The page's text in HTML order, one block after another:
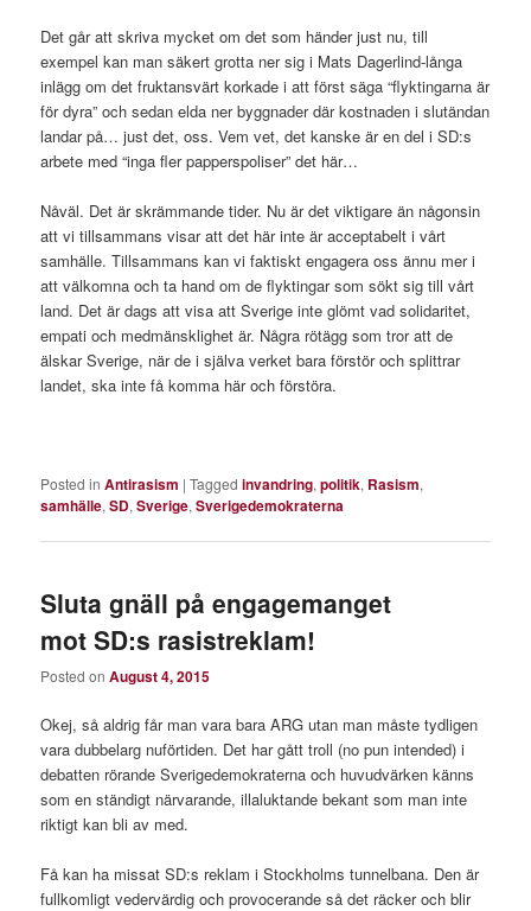
Det går att skriva mycket om det som händer just nu, till
exempel kan man säkert grotta ner sig i Mats Dagerlind-långa
inlägg om det fruktansvärt korkade i att först säga “flyktingarna är
för dyra” och sedan elda ner byggnader där kostnaden i slutändan
landar på… just det, oss. Vem vet, det kanske är en del i SD:s
arbete med “inga fler papperspoliser” det här…
Nåväl. Det är skrämmande tider. Nu är det viktigare än någonsin
att vi tillsammans visar att det här inte är acceptabelt i vårt
samhälle. Tillsammans kan vi faktiskt engagera oss ännu mer i
att välkomna och ta hand om de flyktingar som sökt sig till vårt
land. Det är dags att visa att Sverige inte glömt vad solidaritet,
empati och medmänsklighet är. Några rötägg som tror att de
älskar Sverige, när de i själva verket bara förstör och splittrar
landet, ska inte få komma här och förstöra.
Posted in Antirasism |Tagged invandring,politik, Rasism,
samhälle,SD,Sverige,Sverigedemokraterna
Sluta gnäll på engagemanget
mot SD:s rasistreklam!
Posted onAugust 4, 2015
Okej, så aldrig får man vara bara ARG utan man måste tydligen
vara dubbelarg nuförtiden. Det har gått troll (no pun intended) i
debatten rörande Sverigedemokraterna och huvudvärken känns
som en ständigt närvarande, illaluktande bekant som man inte
riktigt kan bli av med.
Få kan ha missat SD:s reklam i Stockholms tunnelbana. Den är
fullkomligt vedervärdig och provocerande så det räcker och blir